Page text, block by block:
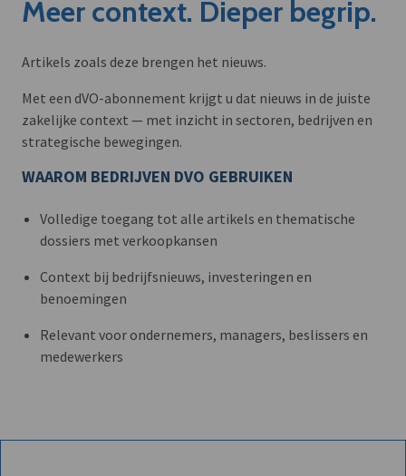
Meer context. Dieper begrip.
Artikels zoals deze brengen het nieuws.
Met een dVO-abonnement krijgt u dat nieuws in de juiste
zakelijke context — met inzicht in sectoren, bedrijven en
strategische bewegingen.
WAAROM BEDRIJVEN DVO GEBRUIKEN
Volledige toegang tot alle artikels en thematische
dossiers met verkoopkansen
Context bij bedrijfsnieuws, investeringen en
benoemingen
Relevant voor ondernemers, managers, beslissers en
medewerkers